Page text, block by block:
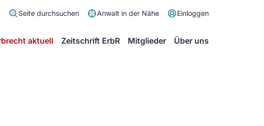
Seite durchsuchen Anwalt in der Nähe Einloggen
aktuell Zeitschrift ErbR Mitglieder Über uns